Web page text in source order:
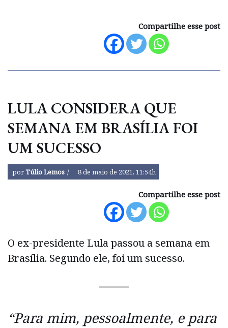
Compartilhe esse post
LULA CONSIDERA QUE
SEMANA EM BRASÍLIA FOI
UM SUCESSO
porTúlio Lemos 8 de maio de 2021, 11:54h
Compartilhe esse post
O ex-presidente Lula passou a semana em
Brasília. Segundo ele, foi um sucesso.
“Para mim, pessoalmente, e para